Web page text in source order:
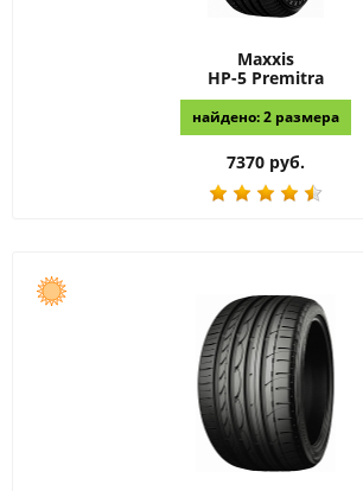
Maxxis
HP-5 Premitra
найдено: 2 размера
7370 руб.